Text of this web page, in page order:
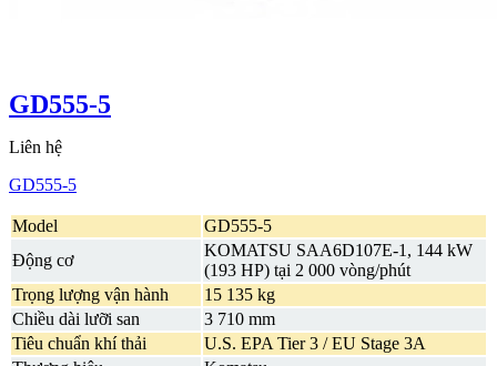
GD555-5
Liên hệ
GD555-5
Model
GD555-5
Động cơ
KOMATSU SAA6D107E-1, 144 kW
(193 HP) tại 2 000 vòng/phút
Trọng lượng vận hành
15 135 kg
Chiều dài lưỡi san
3 710 mm
Tiêu chuẩn khí thải
U.S. EPA Tier 3 / EU Stage 3A